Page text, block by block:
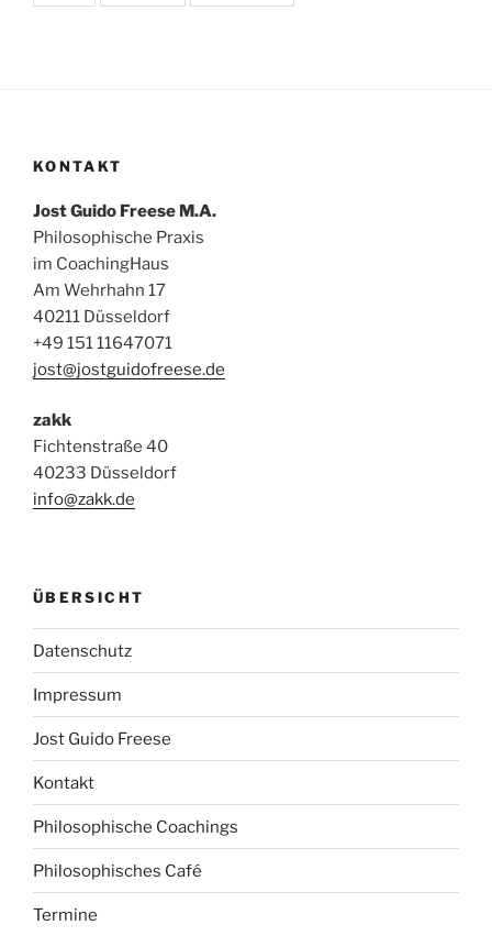
KONTAKT
Jost Guido Freese M.A.
Philosophische Praxis
im CoachingHaus
Am Wehrhahn 17
40211 Düsseldorf
+49 151 11647071
jost@jostguidofreese.de
zakk
Fichtenstraße 40
40233 Düsseldorf
info@zakk.de
ÜBERSICHT
Datenschutz
Impressum
Jost Guido Freese
Kontakt
Philosophische Coachings
Philosophisches Café
Termine